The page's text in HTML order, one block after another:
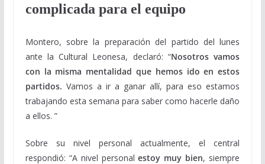
complicada para el equipo
Montero, sobre la preparación del partido del lunes
ante la Cultural Leonesa, declaró: “Nosotros vamos
con la misma mentalidad que hemos ido en estos
partidos. Vamos a ir a ganar allí, para eso estamos
trabajando esta semana para saber como hacerle daño
a ellos. ”
Sobre su nivel personal actualmente, el central
respondió: “A nivel personalestoy muy bien, siempre